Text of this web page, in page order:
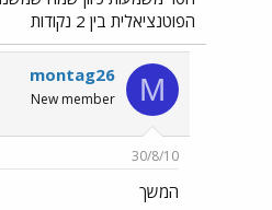
הפוטנציאלית בין 2 נקודות
M
montag26
New member
30/8/10
המשך